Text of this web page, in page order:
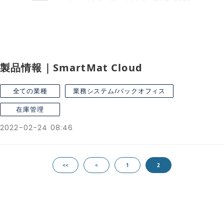
製品情報｜SmartMat Cloud
全ての業種 業務システム/バックオフィス
在庫管理
2022-02-24 08:46
<< < 1 2